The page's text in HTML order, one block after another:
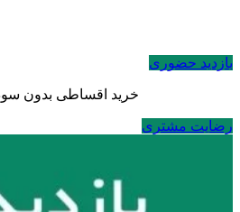
بازدید حضوری
خرید اقساطی بدون سود
رضایت مشتری